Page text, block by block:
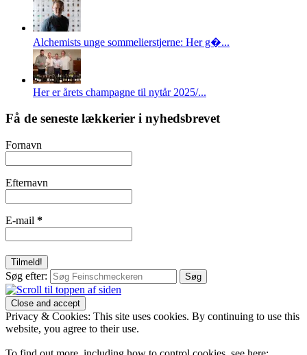
Alchemists unge sommelierstjerne: Her g�...
Her er årets champagne til nytår 2025/...
Få de seneste lækkerier i nyhedsbrevet
Fornavn
Efternavn
E-mail *
Søg efter:
Privacy & Cookies: This site uses cookies. By continuing to use this
website, you agree to their use.